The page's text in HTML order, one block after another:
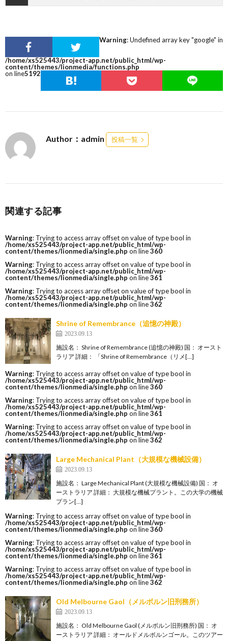
Warning: Undefined array key "google" in
/home/xs525443/project-app.net/public_html/wp-
content/themes/lionmedia/functions.php
on line5192
Author：admin 投稿一覧
関連する記事
Warning: Trying to access array offset on value of type bool in
/home/xs525443/project-app.net/public_html/wp-
content/themes/lionmedia/single.php on line360
Warning: Trying to access array offset on value of type bool in
/home/xs525443/project-app.net/public_html/wp-
content/themes/lionmedia/single.php on line361
Warning: Trying to access array offset on value of type bool in
/home/xs525443/project-app.net/public_html/wp-
content/themes/lionmedia/single.php on line362
Shrine of Remembrance（追憶の神殿）
2023.09.13
施設名： Shrine of Remembrance (追憶の神殿) 国： オースト
ラリア 詳細： 「Shrine of Remembrance（リメ[…]
Warning: Trying to access array offset on value of type bool in
/home/xs525443/project-app.net/public_html/wp-
content/themes/lionmedia/single.php on line360
Warning: Trying to access array offset on value of type bool in
/home/xs525443/project-app.net/public_html/wp-
content/themes/lionmedia/single.php on line361
Warning: Trying to access array offset on value of type bool in
/home/xs525443/project-app.net/public_html/wp-
content/themes/lionmedia/single.php on line362
Large Mechanical Plant（大規模な機械設備）
2023.09.13
施設名： Large Mechanical Plant (大規模な機械設備) 国： オ
ーストラリア 詳細： 大規模な機械プラント。この大学の機械
プラン[…]
Warning: Trying to access array offset on value of type bool in
/home/xs525443/project-app.net/public_html/wp-
content/themes/lionmedia/single.php on line360
Warning: Trying to access array offset on value of type bool in
/home/xs525443/project-app.net/public_html/wp-
content/themes/lionmedia/single.php on line361
Warning: Trying to access array offset on value of type bool in
/home/xs525443/project-app.net/public_html/wp-
content/themes/lionmedia/single.php on line362
Old Melbourne Gaol（メルボルン旧刑務所）
2023.09.13
施設名： Old Melbourne Gaol (メルボルン旧刑務所) 国： オ
ーストラリア 詳細： オールドメルボルンゴール。このツアー